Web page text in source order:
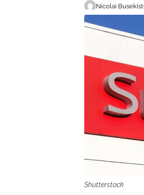
Nicolai Busekist
Shutterstock